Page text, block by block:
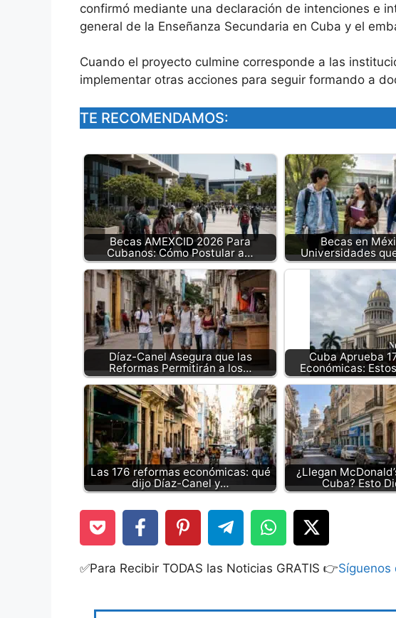
confirmó mediante una declaración de intenciones e
general de la Enseñanza Secundaria en Cuba y el
Cuando el proyecto culmine corresponde a las
implementar otras acciones para seguir formando a
TE RECOMENDAMOS:
Becas AMEXCID 2026 Para
Cubanos: Cómo Postular a…
Becas en
Universidades
Díaz-Canel Asegura que las
Reformas Permitirán a los…
Cuba Aprueba
Económicas:
Las 176 reformas económicas: qué
dijo Díaz-Canel y…
¿Llegan
Cuba? Esto
✅Para Recibir TODAS las Noticias GRATIS 👉Síguenos